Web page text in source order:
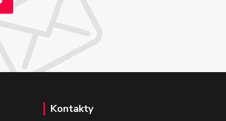
Kontakty